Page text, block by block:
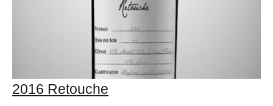
2016 Retouche